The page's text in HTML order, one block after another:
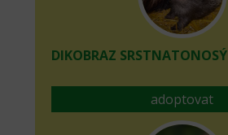
DIKOBRAZ SRSTNATONOSÝ
adoptovat